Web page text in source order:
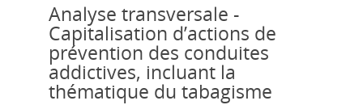
Analyse transversale -
Capitalisation d’actions de
prévention des conduites
addictives, incluant la
thématique du tabagisme